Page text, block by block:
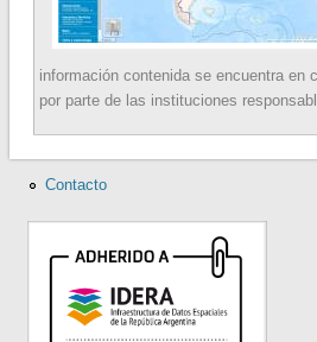
información contenida se encuentra en
por parte de las instituciones
Contacto